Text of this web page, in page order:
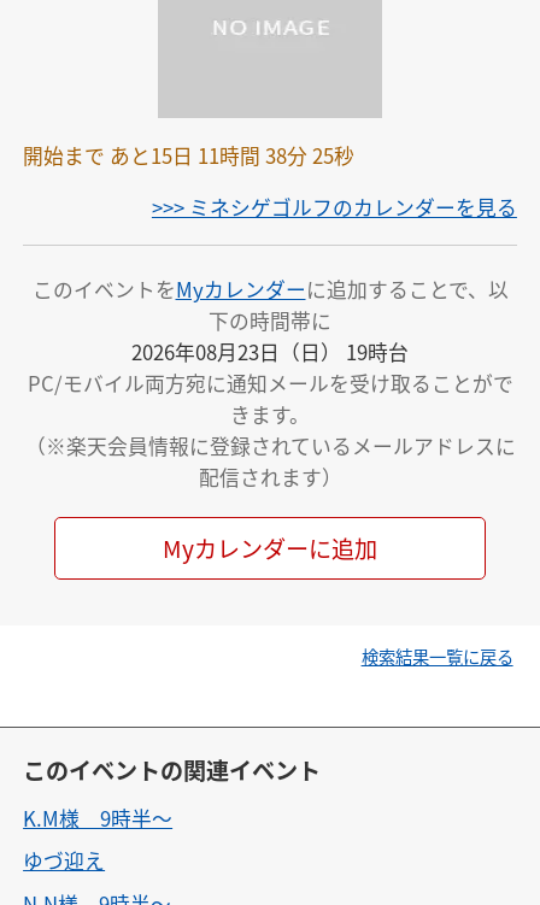
開始まで あと15日 11時間 38分 25秒
>>> ミネシゲゴルフのカレンダーを見る
このイベントをMyカレンダーに追加することで、以
下の時間帯に
2026年08月23日（日） 19時台
PC/モバイル両方宛に通知メールを受け取ることがで
きます。
（※楽天会員情報に登録されているメールアドレスに
配信されます）
Myカレンダーに追加
検索結果一覧に戻る
このイベントの関連イベント
K.M様 9時半〜
ゆづ迎え